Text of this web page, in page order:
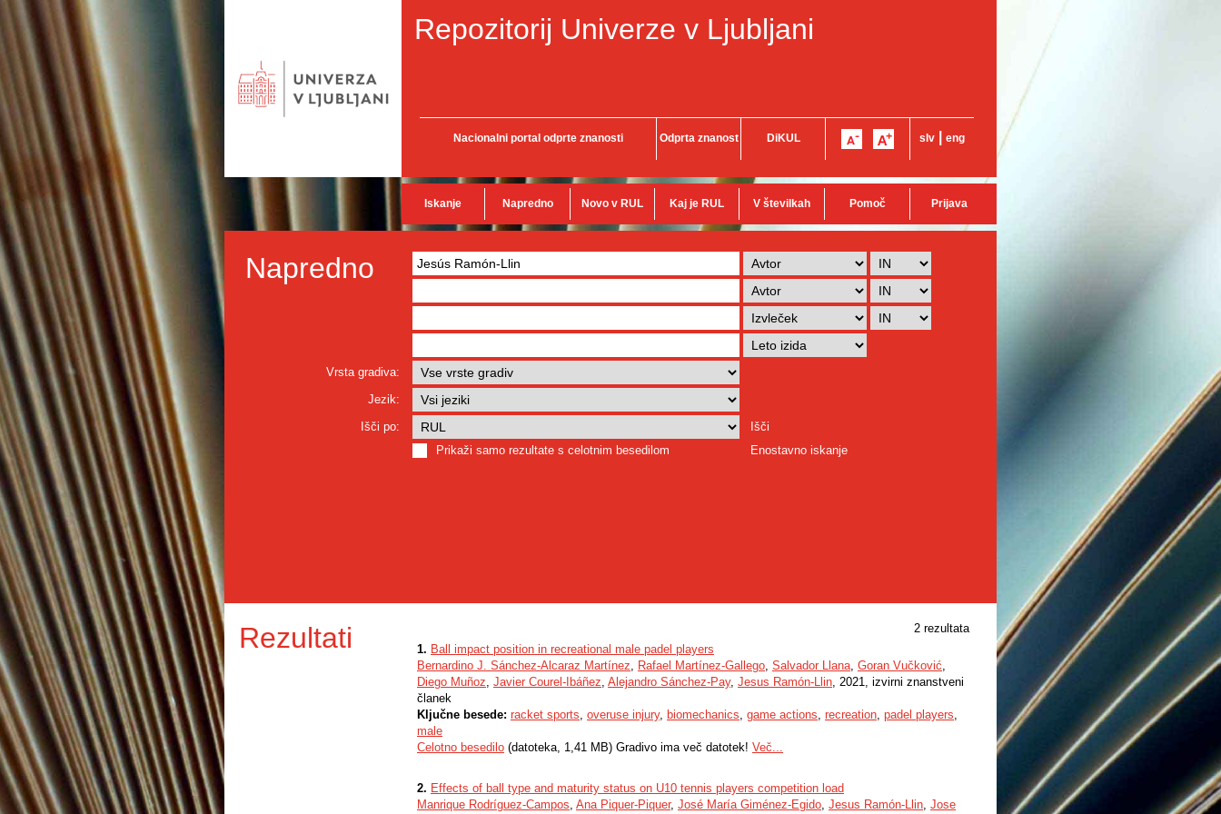
Repozitorij Univerze v Ljubljani
Nacionalni portal odprte znanosti Odprta znanost DiKUL slv eng
Iskanje Napredno Novo v RUL Kaj je RUL V številkah Pomoč Prijava
Napredno
Vrsta gradiva:
Jezik:
Išči po:
Išči
Prikaži samo rezultate s celotnim besedilom
Enostavno iskanje
Rezultati
2 rezultata
1. Ball impact position in recreational male padel players
Bernardino J. Sánchez-Alcaraz Martínez, Rafael Martínez-Gallego, Salvador Llana, Goran Vučković,
Diego Muñoz, Javier Courel-Ibáñez, Alejandro Sánchez-Pay, Jesus Ramón-Llin, 2021, izvirni znanstveni
članek
Ključne besede: racket sports, overuse injury, biomechanics, game actions, recreation, padel players,
male
Celotno besedilo (datoteka, 1,41 MB) Gradivo ima več datotek! Več...
2. Effects of ball type and maturity status on U10 tennis players competition load
Manrique Rodríguez-Campos, Ana Piquer-Piquer, José María Giménez-Egido, Jesus Ramón-Llin, Jose